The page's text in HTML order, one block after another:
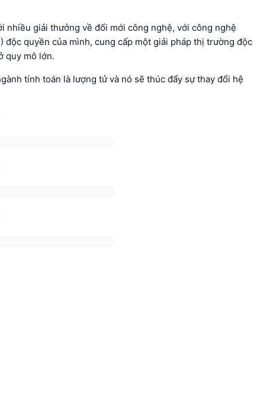
nhiều giải thưởng về đổi mới công nghệ, với công nghệ
độc quyền của mình, cung cấp một giải pháp thị trường độc
quy mô lớn.
tính toán là lượng tử và nó sẽ thúc đẩy sự thay đổi hệ